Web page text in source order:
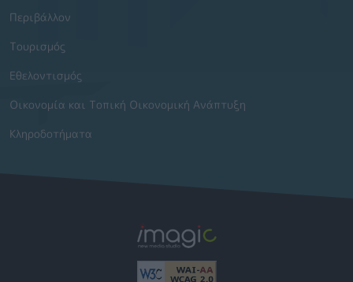
Περιβάλλον
Τουρισμός
Εθελοντισμός
Οικονομία και Τοπική Οικονομική Ανάπτυξη
Κληροδοτήματα